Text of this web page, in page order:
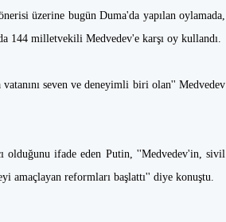
üzerine bugün Duma'da yapılan oylamada,
144 milletvekili Medvedev'e karşı oy kullandı.
seven ve deneyimli biri olan'' Medvedev
olduğunu ifade eden Putin, ''Medvedev'in, sivil
reformları başlattı'' diye konuştu.